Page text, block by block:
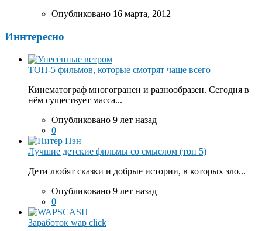
Опубликовано 16 марта, 2012
Иннтересно
ТОП-5 фильмов, которые смотрят чаще всего
Кинематограф многогранен и разнообразен. Сегодня в
нём существует масса...
Опубликовано 9 лет назад
0
Лучшие детские фильмы со смыслом (топ 5)
Дети любят сказки и добрые истории, в которых зло...
Опубликовано 9 лет назад
0
Заработок wap click